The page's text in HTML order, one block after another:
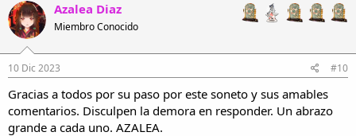
c
c
i
o
n
e
s
:
Azalea Diaz
Miembro Conocido
10 Dic 2023 #10
Gracias a todos por su paso por este soneto y sus amables
comentarios. Disculpen la demora en responder. Un abrazo
grande a cada uno. AZALEA.